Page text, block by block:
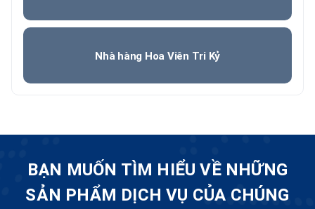
Nhà hàng Hoa Viên Tri Kỷ
BẠN MUỐN TÌM HIỂU VỀ NHỮNG
SẢN PHẨM DỊCH VỤ CỦA CHÚNG